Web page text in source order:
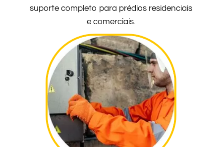
suporte completo para prédios residenciais
e comerciais.